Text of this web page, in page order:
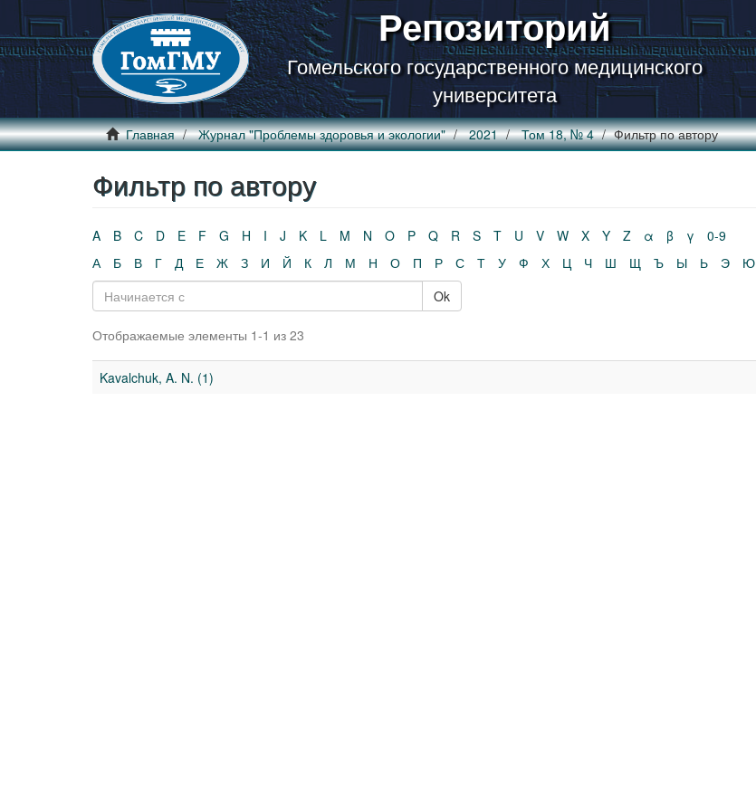
Репозиторий
Гомельского государственного медицинского
университета
Главная Журнал "Проблемы здоровья и экологии" 2021 Том 18, № 4 Фильтр по автору
Фильтр по автору
A B C D E F G H I J K L M N O P Q R S T U V W X Y Z α β γ
0-9
А
Б В Г Д Е Ж З И Й К Л М Н О П Р С Т У Ф Х Ц Ч Ш Щ Ъ Ы Ь Э Ю
Ok
Отображаемые элементы 1-1 из 23
Kavalchuk, A. N. (1)